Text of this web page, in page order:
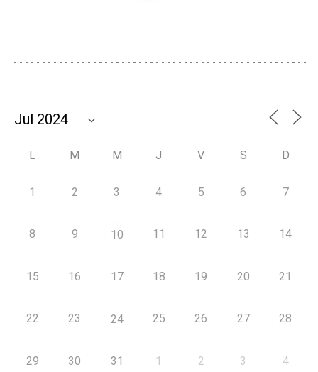
L M M J V S D
1 2 3 4 5 6 7
8 9 10 11 12 13 14
15 16 17 18 19 20 21
22 23 24 25 26 27 28
29 30 31 1 2 3 4